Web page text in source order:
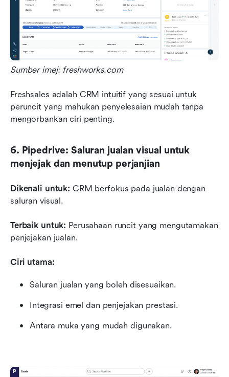
Sumber imej: freshworks.com
Freshsales adalah CRM intuitif yang sesuai untuk
peruncit yang mahukan penyelesaian mudah tanpa
mengorbankan ciri penting.
6. Pipedrive: Saluran jualan visual untuk
menjejak dan menutup perjanjian
Dikenali untuk: CRM berfokus pada jualan dengan
saluran visual.
Terbaik untuk: Perusahaan runcit yang mengutamakan
penjejakan jualan.
Ciri utama:
Saluran jualan yang boleh disesuaikan.
Integrasi emel dan penjejakan prestasi.
Antara muka yang mudah digunakan.